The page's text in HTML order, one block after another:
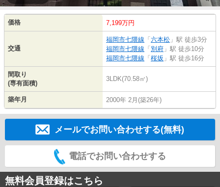
価格 7,199万円
交通
福岡市七隈線 「 六本松 」駅 徒歩3分
福岡市七隈線 「 別府 」駅 徒歩10分
福岡市七隈線 「 桜坂 」駅 徒歩16分
間取り
(専有面積)
3LDK(70.58㎡)
築年月 2000年 2月(築26年)
メールでお問い合わせする(無料)
電話でお問い合わせする
無料会員登録はこちら